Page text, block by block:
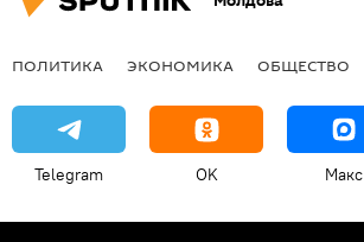
ПОЛИТИКА ЭКОНОМИКА ОБЩЕСТВО
Telegram OK Макс